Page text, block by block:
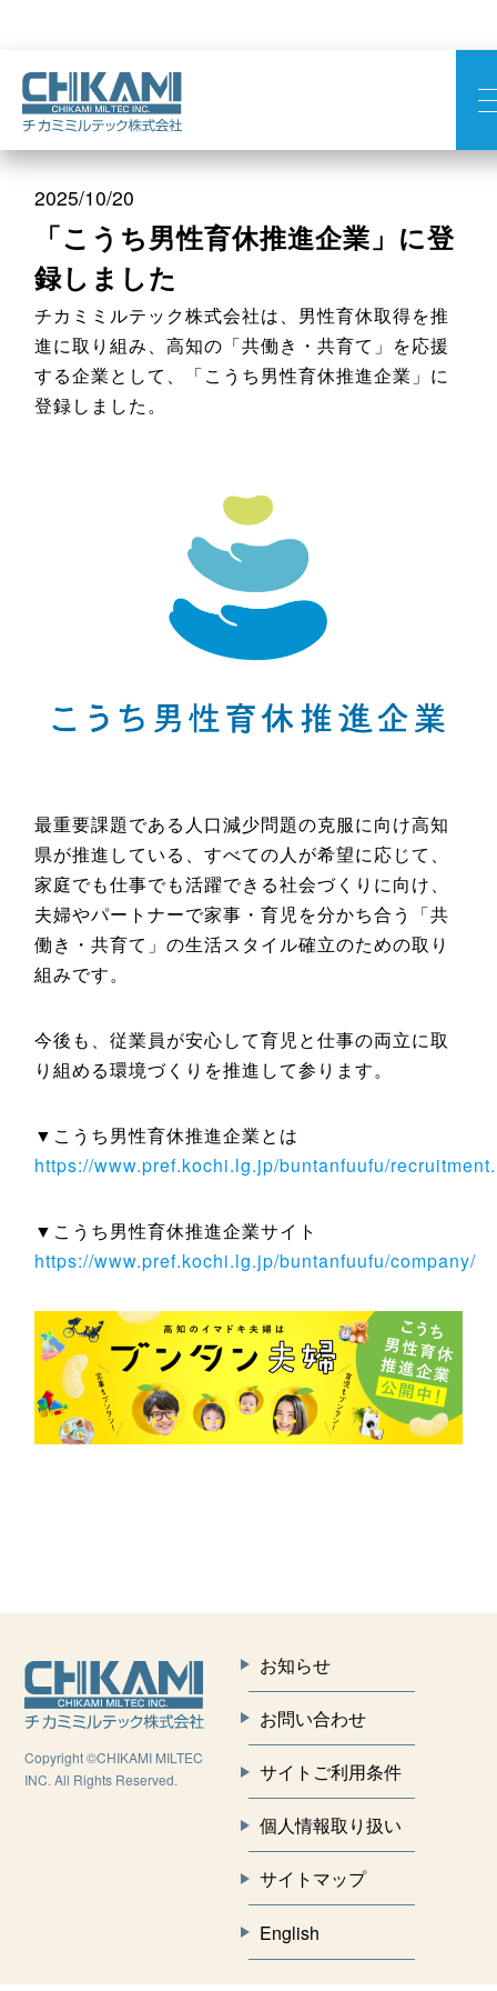
2025/10/20
「こうち男性育休推進企業」に登
録しました
チカミミルテック株式会社は、男性育休取得を推
進に取り組み、高知の「共働き・共育て」を応援
する企業として、「こうち男性育休推進企業」に
登録しました。
最重要課題である人口減少問題の克服に向け高知
県が推進している、すべての人が希望に応じて、
家庭でも仕事でも活躍できる社会づくりに向け、
夫婦やパートナーで家事・育児を分かち合う「共
働き・共育て」の生活スタイル確立のための取り
組みです。
今後も、従業員が安心して育児と仕事の両立に取
り組める環境づくりを推進して参ります。
▼こうち男性育休推進企業とは
https://www.pref.kochi.lg.jp/buntanfuufu/
▼こうち男性育休推進企業サイト
https://www.pref.kochi.lg.jp/buntanfuufu/company/
Copyright ©CHIKAMI MILTEC
INC. All Rights Reserved.
お知らせ
お問い合わせ
サイトご利用条件
個人情報取り扱い
サイトマップ
English